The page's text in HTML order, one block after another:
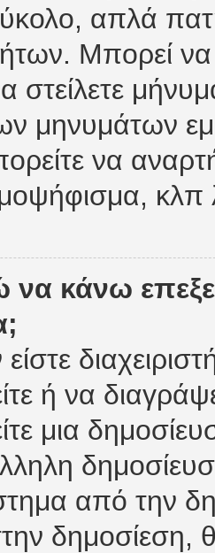
απλά
Μπορεί να
στείλετε
μηνυμάτων
να
κλπ
κάνω
ή να
μια
από την
δημοσίεση,